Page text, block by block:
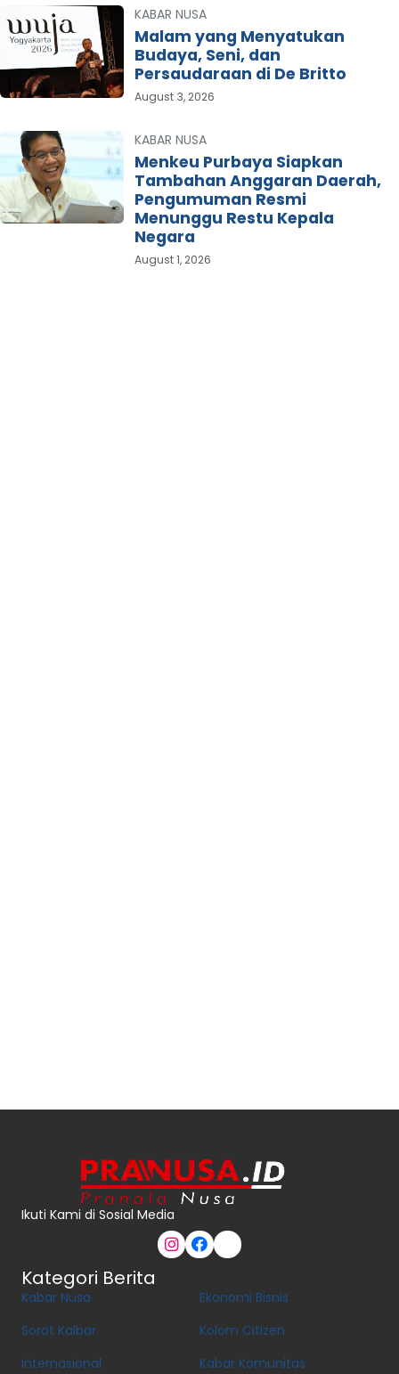
KABAR NUSA
Malam yang Menyatukan
Budaya, Seni, dan
Persaudaraan di De Britto
August 3, 2026
KABAR NUSA
Menkeu Purbaya Siapkan
Tambahan Anggaran Daerah,
Pengumuman Resmi
Menunggu Restu Kepala
Negara
August 1, 2026
Ikuti Kami di Sosial Media
Kategori Berita
Kabar Nusa
Sorot Kalbar
Internasional
Ekonomi Bisnis
Kolom Citizen
Kabar Komunitas